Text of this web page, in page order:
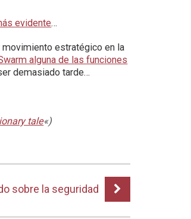
evidente…
estratégico en la
alguna de las funciones
demasiado tarde…
tale«)
sobre la seguridad